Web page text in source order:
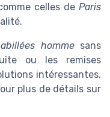
celles de Paris
hommesans
ou les remises
intéressantes.
plus de détails sur